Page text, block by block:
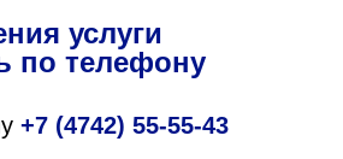
услуги
по телефону
+7 (4742) 55-55-43